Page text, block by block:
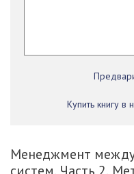
Купить книгу в
Менеджмент
систем. Часть 2.